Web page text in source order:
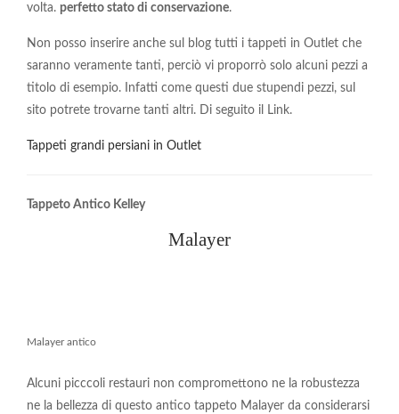
volta. perfetto stato di conservazione.
Non posso inserire anche sul blog tutti i tappeti in Outlet che
saranno veramente tanti, perciò vi proporrò solo alcuni pezzi a
titolo di esempio. Infatti come questi due stupendi pezzi, sul
sito potrete trovarne tanti altri. Di seguito il Link.
Tappeti grandi persiani in Outlet
Tappeto Antico Kelley
Malayer
Malayer antico
Alcuni picccoli restauri non compromettono ne la robustezza
ne la bellezza di questo antico tappeto Malayer da considerarsi